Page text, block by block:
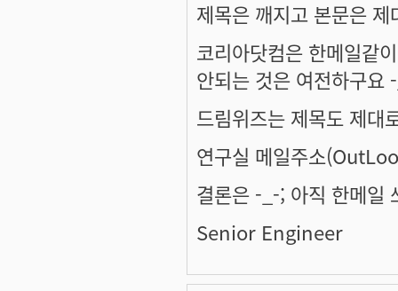
제목은 깨지고 본문은
코리아닷컴은 한메일같
안되는 것은 여전하구요
드림위즈는 제목도 제대
연구실 메일주소
결론은 -_-; 아직 한메일
Senior Engineer